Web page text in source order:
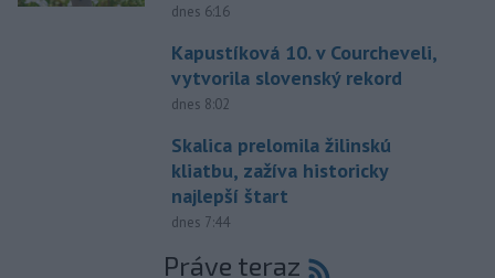
dnes 6:16
Kapustíková 10. v Courcheveli,
vytvorila slovenský rekord
dnes 8:02
Skalica prelomila žilinskú
kliatbu, zažíva historicky
najlepší štart
dnes 7:44
Práve teraz